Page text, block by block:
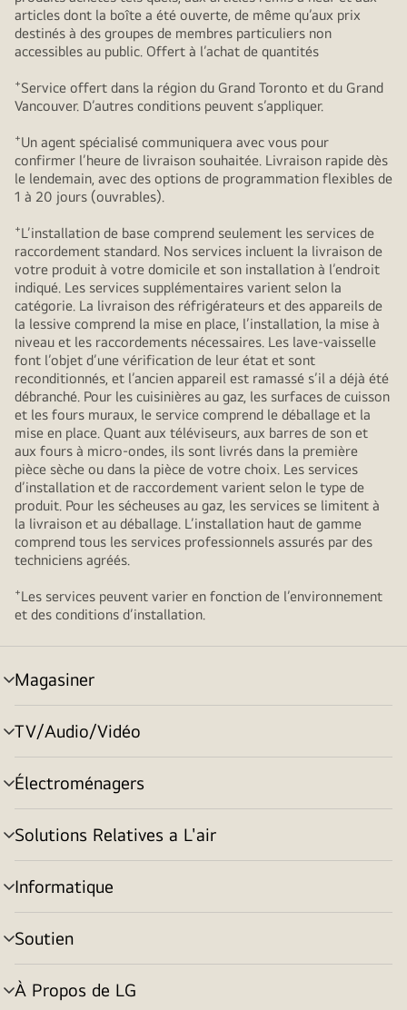
articles dont la boîte a été ouverte, de même qu’aux prix
destinés à des groupes de membres particuliers non
accessibles au public. Offert à l’achat de quantités
+Service offert dans la région du Grand Toronto et du Grand
Vancouver. D’autres conditions peuvent s’appliquer.
+Un agent spécialisé communiquera avec vous pour
confirmer l’heure de livraison souhaitée. Livraison rapide dès
le lendemain, avec des options de programmation flexibles de
1 à 20 jours (ouvrables).
+L’installation de base comprend seulement les services de
raccordement standard. Nos services incluent la livraison de
votre produit à votre domicile et son installation à l’endroit
indiqué. Les services supplémentaires varient selon la
catégorie. La livraison des réfrigérateurs et des appareils de
la lessive comprend la mise en place, l’installation, la mise à
niveau et les raccordements nécessaires. Les lave-vaisselle
font l’objet d’une vérification de leur état et sont
reconditionnés, et l’ancien appareil est ramassé s’il a déjà été
débranché. Pour les cuisinières au gaz, les surfaces de cuisson
et les fours muraux, le service comprend le déballage et la
mise en place. Quant aux téléviseurs, aux barres de son et
aux fours à micro-ondes, ils sont livrés dans la première
pièce sèche ou dans la pièce de votre choix. Les services
d’installation et de raccordement varient selon le type de
produit. Pour les sécheuses au gaz, les services se limitent à
la livraison et au déballage. L’installation haut de gamme
comprend tous les services professionnels assurés par des
techniciens agréés.
+Les services peuvent varier en fonction de l’environnement
et des conditions d’installation.
Magasiner
menu
basculement
TV/Audio/Vidéo
menu
basculement
Électroménagers
menu
basculement
Solutions Relatives a L'air
menu
basculement
Informatique
menu
basculement
Soutien
menu
basculement
À Propos de LG
menu